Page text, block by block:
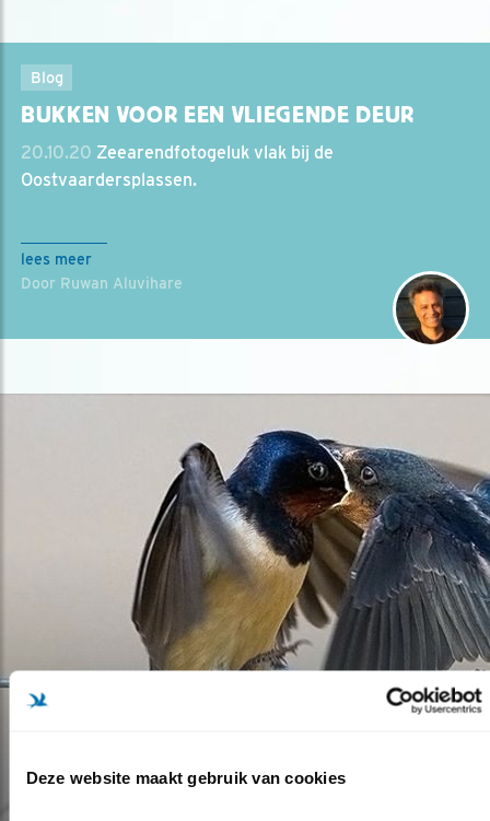
Deze website maakt gebruik van cookies
Blog
BUKKEN VOOR EEN VLIEGENDE DEUR
20.10.20 Zeearendfotogeluk vlak bij de
Oostvaardersplassen.
lees meer
Door Ruwan Aluvihare
Blog